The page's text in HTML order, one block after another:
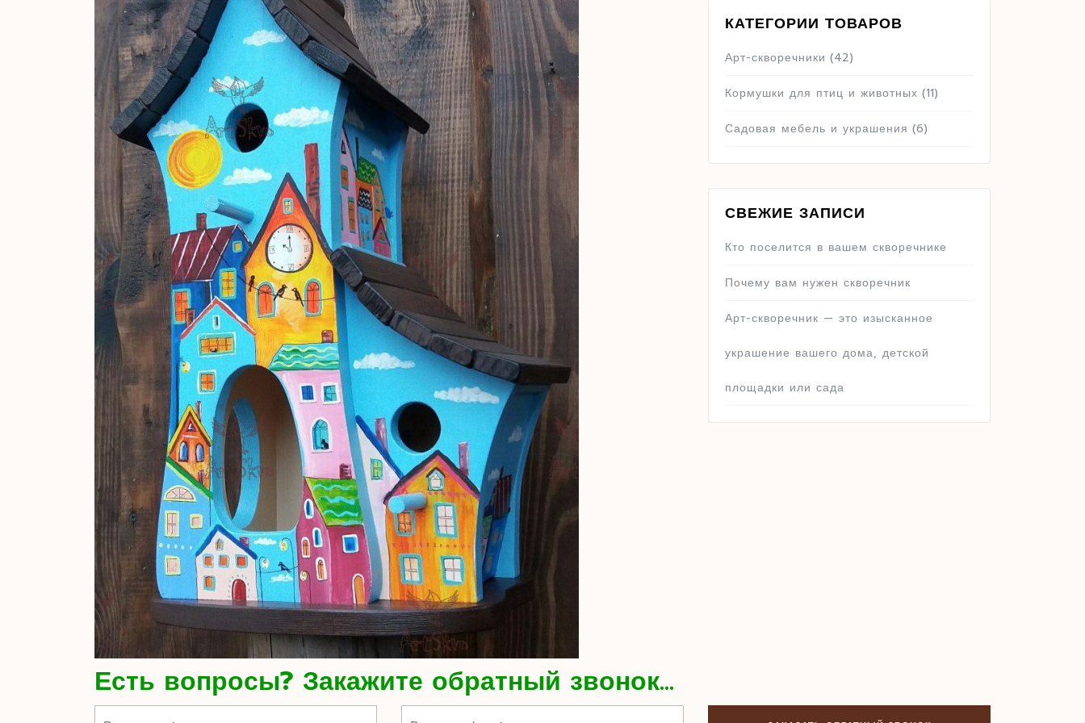
КАТЕГОРИИ ТОВАРОВ
Арт-скворечники (42)
Кормушки для птиц и животных (11)
Садовая мебель и украшения (6)
СВЕЖИЕ ЗАПИСИ
Кто поселится в вашем скворечнике
Почему вам нужен скворечник
Арт-скворечник — это изысканное
украшение вашего дома, детской
площадки или сада
Есть вопросы? Закажите обратный звонок...